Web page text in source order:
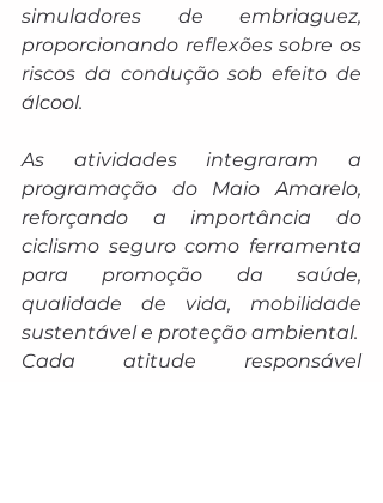
simuladores de embriaguez,
proporcionando reflexões sobre os
riscos da condução sob efeito de
álcool.
As atividades integraram a
programação do Maio Amarelo,
reforçando a importância do
ciclismo seguro como ferramenta
para promoção da saúde,
qualidade de vida, mobilidade
sustentável e proteção ambiental.
Cada atitude responsável